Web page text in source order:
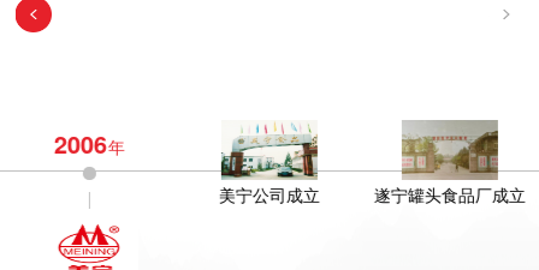
2006年
美宁公司成立 遂宁罐头食品厂成立